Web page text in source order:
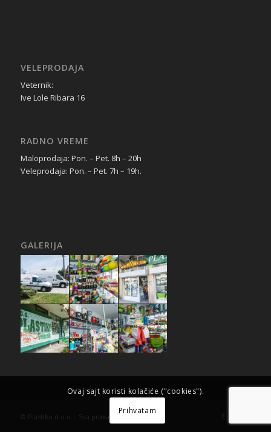
VELEPRODAJA
Veternik:
Ive Lole Ribara 16
RADNO VREME
Maloprodaja: Pon. – Pet. 8h – 20h
Veleprodaja: Pon. – Pet. 7h – 19h.
GALERIJA
© Plastiko d.o.o. - Sva prava zadržana.
Ovaj sajt koristi kolačiće ("cookies").
Prihvatam